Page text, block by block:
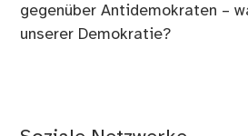
gegenüber Antidemokraten –
unserer Demokratie?